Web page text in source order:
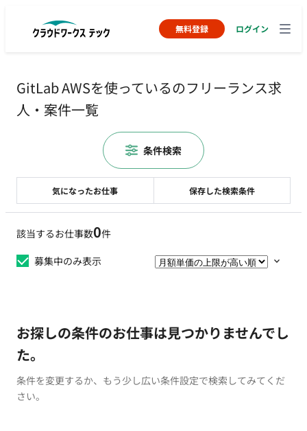
無料登録 ログイン
GitLab AWSを使っているのフリーランス求
人・案件一覧
該当するお仕事数0件
募集中のみ表示
お探しの条件のお仕事は見つかりませんでし
た。
条件を変更するか、もう少し広い条件設定で検索してみてくだ
さい。
気になったお仕事 保存した検索条件
条件検索